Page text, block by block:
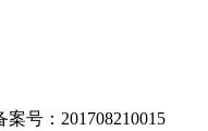
号：201708210015